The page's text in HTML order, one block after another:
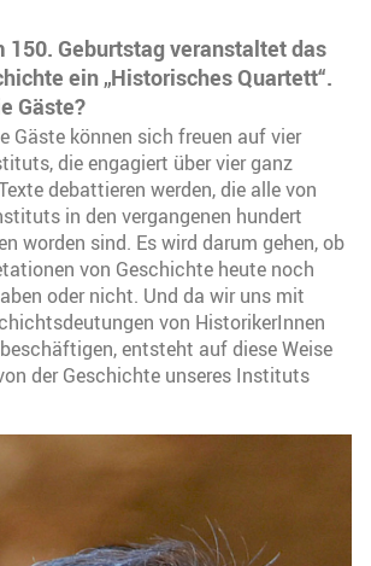
150. Geburtstag veranstaltet das
ein „Historisches Quartett“.
Gäste?
Gäste können sich freuen auf vier
die engagiert über vier ganz
debattieren werden, die alle von
in den vergangenen hundert
worden sind. Es wird darum gehen, ob
von Geschichte heute noch
oder nicht. Und da wir uns mit
von HistorikerInnen
entsteht auf diese Weise
der Geschichte unseres Instituts